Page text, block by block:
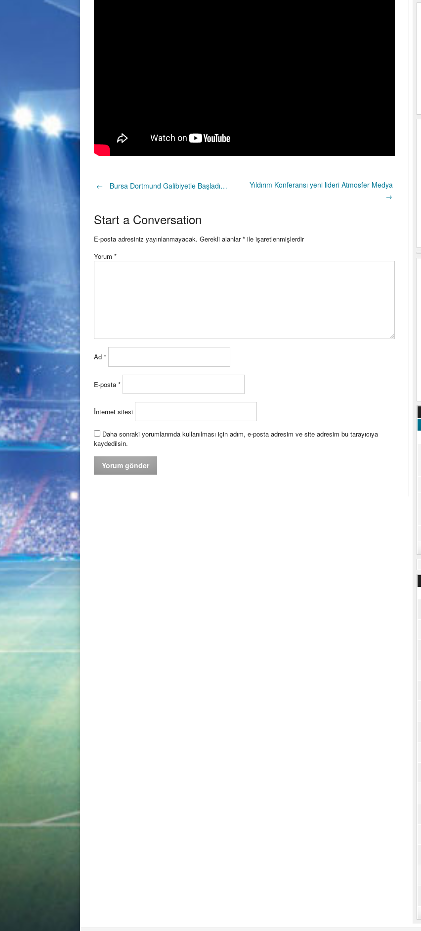
Post
navigation
← Bursa Dortmund Galibiyetle Başladı…
Yıldırım Konferansı yeni lideri Atmosfer Medya
→
Start a Conversation
E-posta adresiniz yayınlanmayacak. Gerekli alanlar* ile işaretlenmişlerdir
Yorum *
Ad *
E-posta *
İnternet sitesi
Daha sonraki yorumlarımda kullanılması için adım, e-posta adresim ve site adresim bu tarayıcıya
kaydedilsin.